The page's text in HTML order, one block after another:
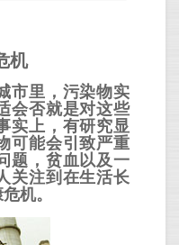
机
市里，污染物实
会否就是对这些
实上，有研究显
可能会引致严重
题，贫血以及一
关注到在生活长
机。